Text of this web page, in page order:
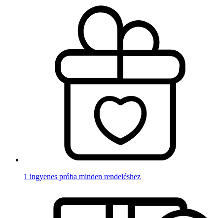
1 ingyenes próba minden rendeléshez